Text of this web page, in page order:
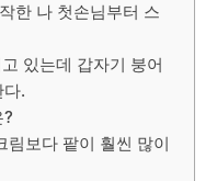
한 나 첫손님부터 스
있는데 갑자기 붕어
.
림보다 팥이 훨씬 많이